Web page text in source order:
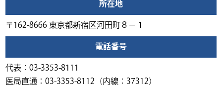
所在地
〒162-8666 東京都新宿区河田町８−１
電話番号
代表：03-3353-8111
医局直通：03-3353-8112（内線：37312）